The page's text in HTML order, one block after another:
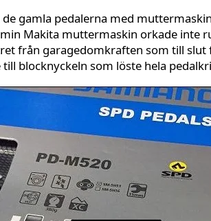
gamla pedalerna med
Makita muttermaskin orkade inte
från garagedomkraften som till slut
blocknyckeln som löste hela